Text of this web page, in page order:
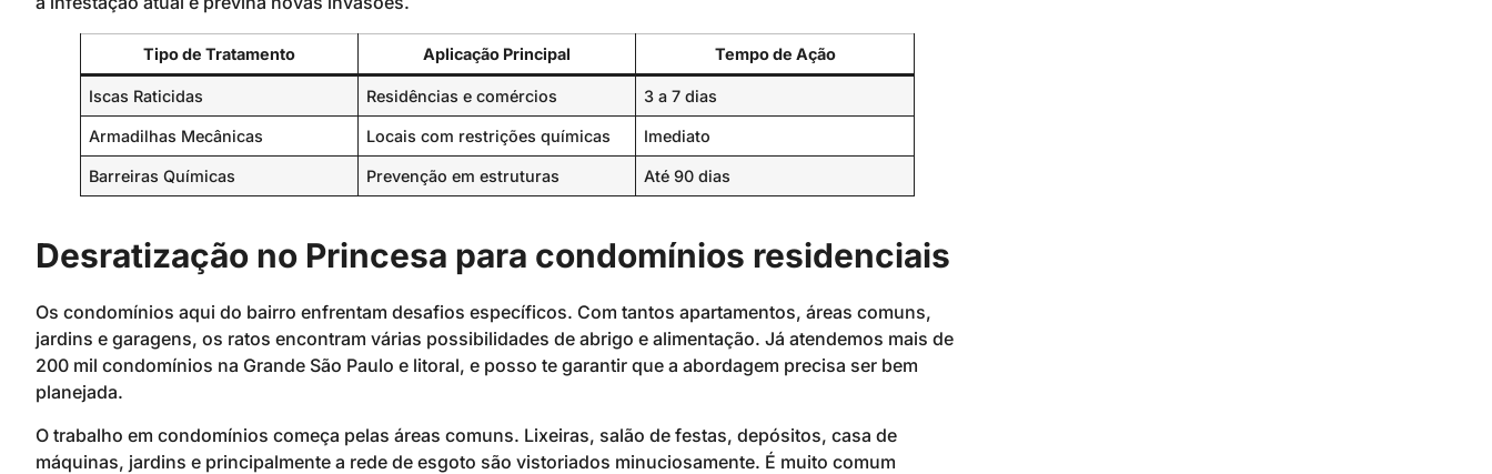
Tipo de Tratamento Aplicação Principal Tempo de Ação
Iscas Raticidas Residências e comércios 3 a 7 dias
Armadilhas Mecânicas Locais com restrições químicas Imediato
Barreiras Químicas Prevenção em estruturas Até 90 dias
Desratização no Princesa para condomínios residenciais
Os condomínios aqui do bairro enfrentam desafios específicos. Com tantos apartamentos, áreas comuns,
jardins e garagens, os ratos encontram várias possibilidades de abrigo e alimentação. Já atendemos mais de
200 mil condomínios na Grande São Paulo e litoral, e posso te garantir que a abordagem precisa ser bem
planejada.
O trabalho em condomínios começa pelas áreas comuns. Lixeiras, salão de festas, depósitos, casa de
máquinas, jardins e principalmente a rede de esgoto são vistoriados minuciosamente. É muito comum